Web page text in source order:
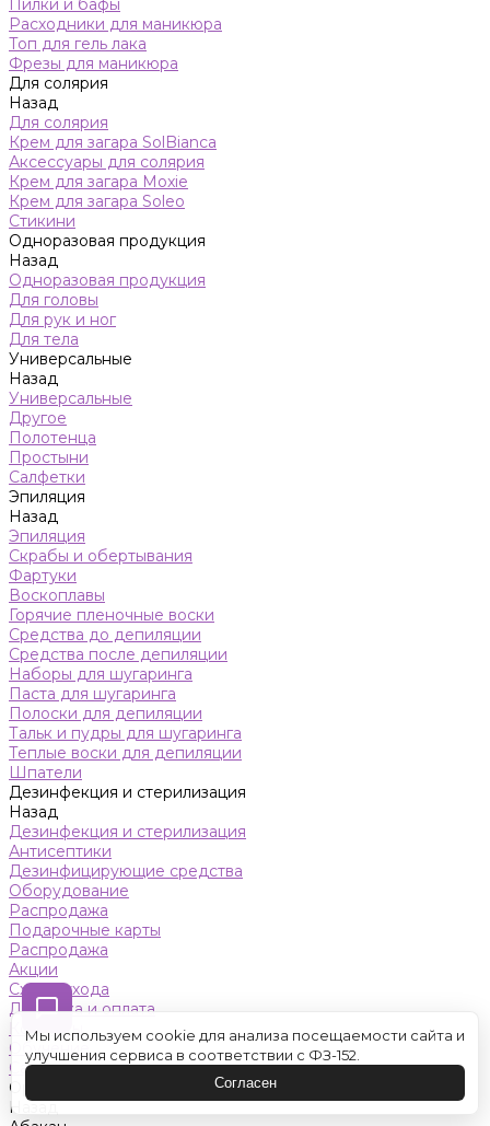
Пилки и бафы
Расходники для маникюра
Топ для гель лака
Фрезы для маникюра
Для солярия
Назад
Для солярия
Крем для загара SolBianca
Аксессуары для солярия
Крем для загара Moxie
Крем для загара Soleo
Стикини
Одноразовая продукция
Назад
Одноразовая продукция
Для головы
Для рук и ног
Для тела
Универсальные
Назад
Универсальные
Другое
Полотенца
Простыни
Салфетки
Эпиляция
Назад
Эпиляция
Скрабы и обертывания
Фартуки
Воскоплавы
Горячие пленочные воски
Средства до депиляции
Средства после депиляции
Наборы для шугаринга
Паста для шугаринга
Полоски для депиляции
Тальк и пудры для шугаринга
Теплые воски для депиляции
Шпатели
Дезинфекция и стерилизация
Назад
Дезинфекция и стерилизация
Антисептики
Дезинфицирующие средства
Оборудование
Распродажа
Подарочные карты
Распродажа
Акции
Схемы ухода
Доставка и оплата
Контакты
Обучение
Салон красоты
Оренбург
Назад
Мы используем cookie для анализа посещаемости сайта и
улучшения сервиса в соответствии с ФЗ-152.
Согласен